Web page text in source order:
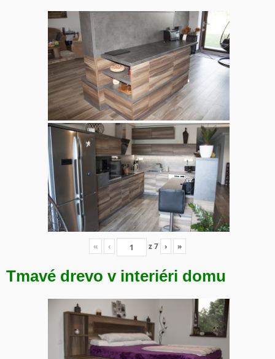
« ‹ z7 › »
Tmavé drevo v interiéri domu